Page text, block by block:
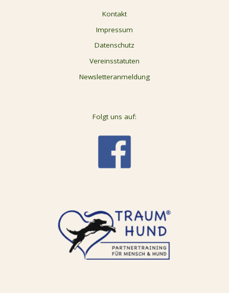
Kontakt
Impressum
Datenschutz
Vereinsstatuten
Newsletteranmeldung
Folgt uns auf: